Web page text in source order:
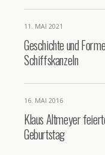
11. MAI 2021
Geschichte und
Schiffskanzeln
16. MAI 2016
Klaus Altmeyer
Geburtstag